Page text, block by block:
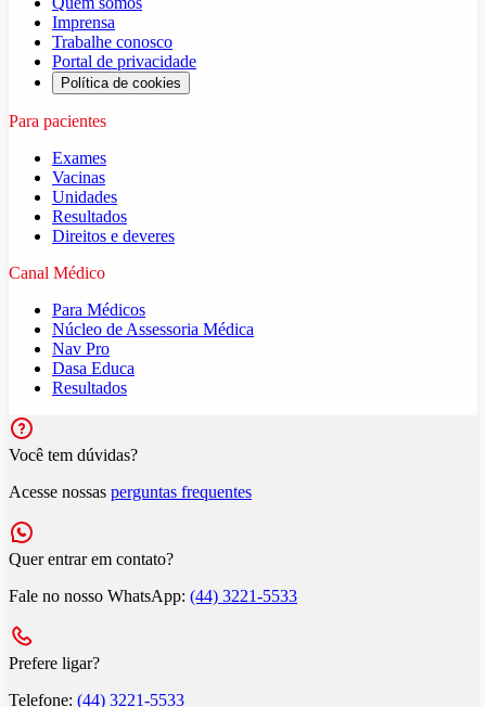
Imprensa
Trabalhe conosco
Portal de privacidade
Política de cookies
Para pacientes
Exames
Vacinas
Unidades
Resultados
Direitos e deveres
Canal Médico
Para Médicos
Núcleo de Assessoria Médica
Nav Pro
Dasa Educa
Resultados
Você tem dúvidas?
Acesse nossas perguntas frequentes
Quer entrar em contato?
Fale no nosso WhatsApp: (44) 3221-5533
Prefere ligar?
Telefone: (44) 3221-5533